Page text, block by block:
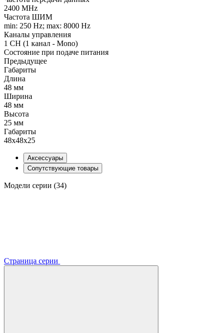
2400 MHz
Частота ШИМ
min: 250 Hz; max: 8000 Hz
Каналы управления
1 CH (1 канал - Mono)
Состояние при подаче питания
Предыдущее
Габариты
Длина
48 мм
Ширина
48 мм
Высота
25 мм
Габариты
48x48x25
Аксессуары
Сопутствующие товары
Модели серии (34)
Страница серии